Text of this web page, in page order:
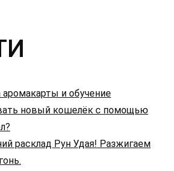
аромакарты и обучение
новый кошелёк с помощью
расклад Рун Удая! Разжигаем